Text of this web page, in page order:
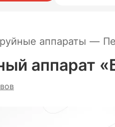
аппараты —
аппарат